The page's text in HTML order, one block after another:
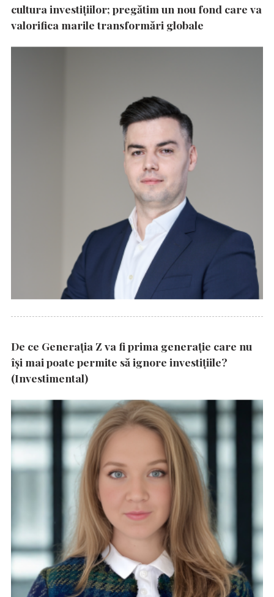
cultura investițiilor; pregătim un nou fond care va
valorifica marile transformări globale
De ce Generația Z va fi prima generație care nu
își mai poate permite să ignore investițiile?
(Investimental)